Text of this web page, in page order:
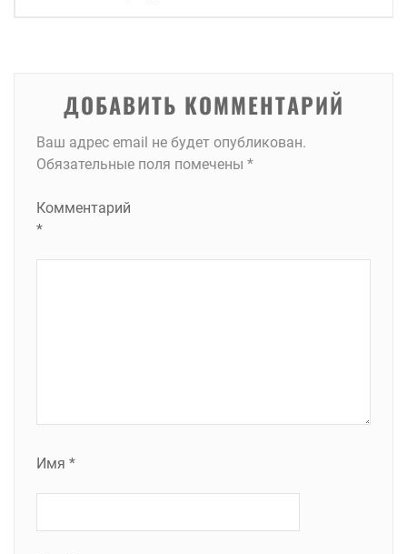
ДОБАВИТЬ КОММЕНТАРИЙ
Ваш адрес email не будет опубликован.
Обязательные поля помечены *
Комментарий
*
Имя *